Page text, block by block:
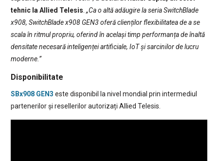
tehnic la Allied Telesis „Ca o altă adăugire la seria SwitchBlade
x908, SwitchBlade x908 GEN3 oferă clienților flexibilitatea de a se
scala în ritmul propriu, oferind în același timp performanța de înaltă
densitate necesară inteligenței artificiale, IoT și sarcinilor de lucru
moderne.”
Disponibilitate
SBx908 GEN3 este disponibil la nivel mondial prin intermediul
partenerilor și resellerilor autorizați Allied Telesis.